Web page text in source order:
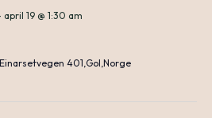
april 19 @ 1:30 am
Einarsetvegen 401,Gol,Norge